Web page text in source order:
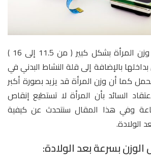
في فترة الحمل يزيد وزن المرأة بشكل كبير ( من 11.5 إلى 16 )
بالإضافة إلى قلة النشاط البدني في
كما أن وزن المرأة قد يزيد بصورة أكبر
السائد بأن المرأة لا تستطيع إنقاص
وفي هذا المقال سنتحدث عن كيفية
الولادة.
بسرعة بعد الولادة: